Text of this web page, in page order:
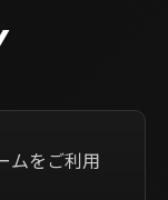
ムをご利用